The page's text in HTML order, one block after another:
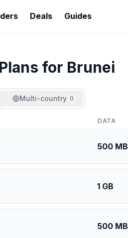
Deals Guides
for Brunei
Multi-country 0
DATA
500 MB
1 GB
500 MB